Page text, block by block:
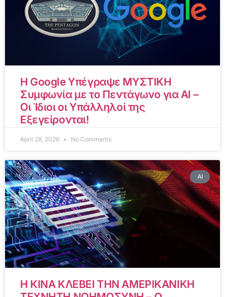
Η Google Υπέγραψε ΜΥΣΤΙΚΗ
Συμφωνία με το Πεντάγωνο για AI –
Οι Ίδιοι οι Υπάλληλοί της
Εξεγείρονται!
April 28, 2026 No Comments
AI
Η ΚΙΝΑ ΚΛΕΒΕΙ ΤΗΝ ΑΜΕΡΙΚΑΝΙΚΗ